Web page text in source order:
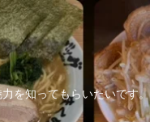
を知ってもらいたいです。